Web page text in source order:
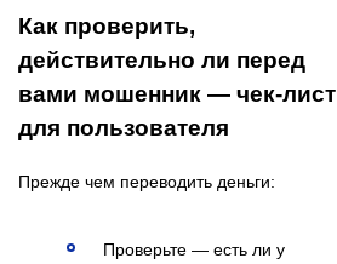
Как проверить,
действительно ли перед
вами мошенник — чек-лист
для пользователя
Прежде чем переводить деньги:
Проверьте — есть ли у